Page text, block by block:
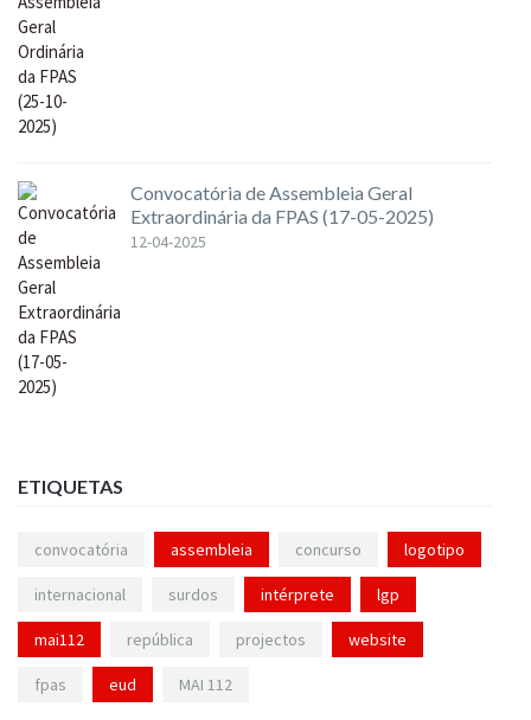
Convocatória de Assembleia Geral
Extraordinária da FPAS (17-05-2025)
12-04-2025
ETIQUETAS
convocatória assembleia concurso logotipo
internacional surdos intérprete lgp
mai112 república projectos website
fpas eud MAI 112